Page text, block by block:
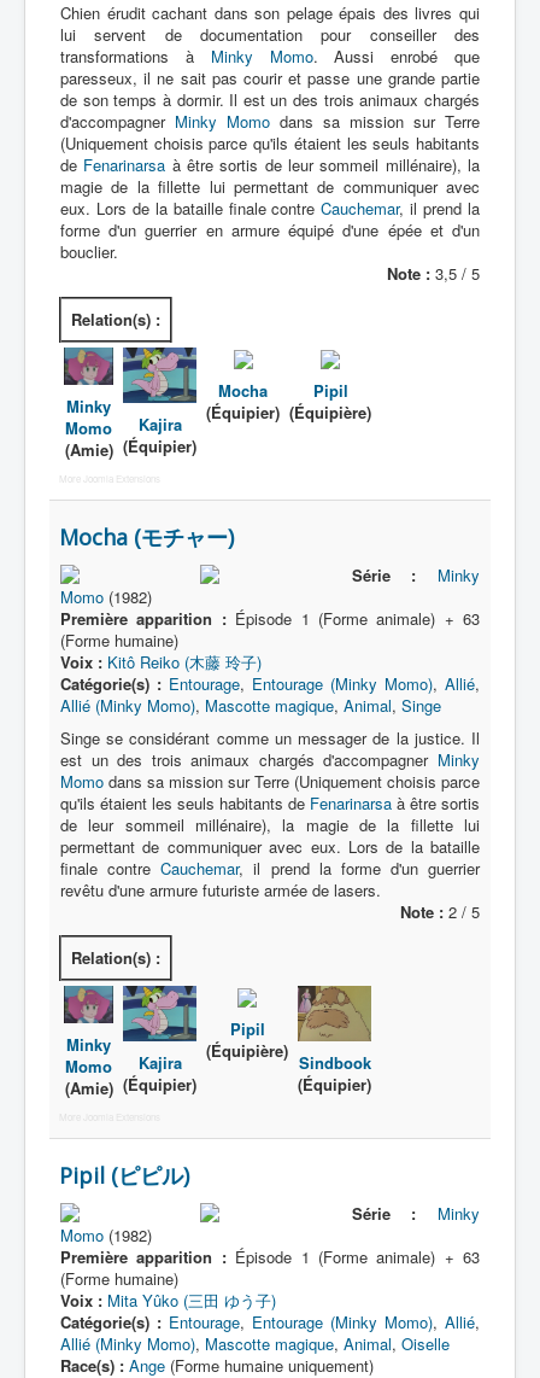
Chien érudit cachant dans son pelage épais des livres qui
lui servent de documentation pour conseiller des
transformations à Minky Momo. Aussi enrobé que
paresseux, il ne sait pas courir et passe une grande partie
de son temps à dormir. Il est un des trois animaux chargés
d'accompagner Minky Momo dans sa mission sur Terre
(Uniquement choisis parce qu'ils étaient les seuls habitants
de Fenarinarsa à être sortis de leur sommeil millénaire), la
magie de la fillette lui permettant de communiquer avec
eux. Lors de la bataille finale contreCauchemar, il prend la
forme d'un guerrier en armure équipé d'une épée et d'un
bouclier.
Note : 3,5 / 5
Relation(s) :
Minky
Momo
(Amie)
Kajira
(Équipier)
Mocha
(Équipier)
Pipil
(Équipière)
More Joomla Extensions
Mocha (モチャー)
Série :
Minky
Momo (1982)
Première apparition :Épisode 1 (Forme animale) + 63
(Forme humaine)
Voix : Kitô Reiko (木藤 玲子)
Catégorie(s) : Entourage, Entourage (Minky Momo), Allié,
Allié (Minky Momo), Mascotte magique, Animal, Singe
Singe se considérant comme un messager de la justice. Il
est un des trois animaux chargés d'accompagner Minky
Momo dans sa mission sur Terre (Uniquement choisis parce
qu'ils étaient les seuls habitants de Fenarinarsa à être sortis
de leur sommeil millénaire), la magie de la fillette lui
permettant de communiquer avec eux. Lors de la bataille
finale contreCauchemar, il prend la forme d'un guerrier
revêtu d'une armure futuriste armée de lasers.
Note : 2 / 5
Relation(s) :
Minky
Momo
(Amie)
Kajira
(Équipier)
Pipil
(Équipière) Sindbook
(Équipier)
More Joomla Extensions
Pipil (ピピル)
Série :
Minky
Momo (1982)
Première apparition :Épisode 1 (Forme animale) + 63
(Forme humaine)
Voix : Mita Yûko (三田 ゆう子)
Catégorie(s) : Entourage, Entourage (Minky Momo), Allié,
Allié (Minky Momo), Mascotte magique, Animal, Oiselle
Race(s) : Ange (Forme humaine uniquement)